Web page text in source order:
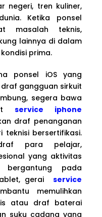
negeri, tren kuliner,
Ketika ponsel
masalah teknis,
lainnya di dalam
prima.
ponsel iOS yang
gangguan sirkuit
segera bawa
service iphone
draf penanganan
teknisi bersertifikasi.
para pelajar,
yang aktivitas
pada
gerai
service
memulihkan
atau draf baterai
suku cadang yang